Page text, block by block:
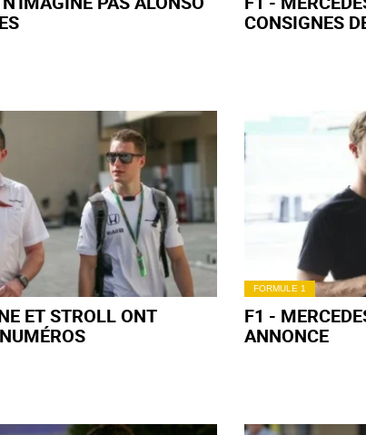
CONSIGNES
ET STROLL ONT
FORMULE 1
F1 -
ANNONCE